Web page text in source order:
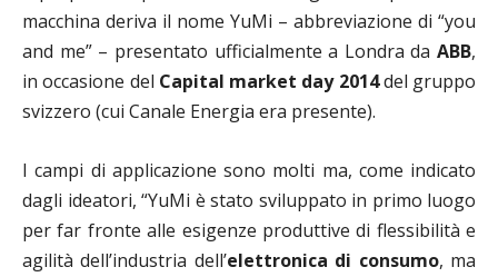
macchina deriva il nome YuMi – abbreviazione di “you
and me” – presentato ufficialmente a Londra da ABB,
in occasione del Capital market day 2014del gruppo
svizzero (cui Canale Energia era presente).
I campi di applicazione sono molti ma, come indicato
dagli ideatori, “YuMi è stato sviluppato in primo luogo
per far fronte alle esigenze produttive di flessibilità e
agilità dell’industria dell’elettronica di consumo, ma